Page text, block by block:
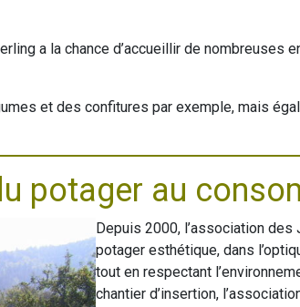
a la chance d’accueillir de
et des confitures par exemple, mais
potager au
Depuis 2000, l’association
potager esthétique, dans
tout en respectant
chantier d’insertion,